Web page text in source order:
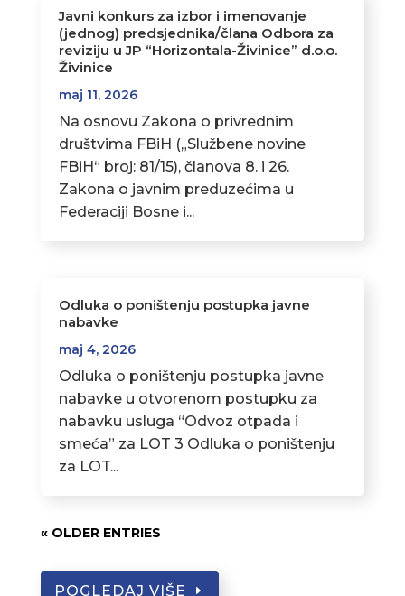
Javni konkurs za izbor i imenovanje
(jednog) predsjednika/člana Odbora za
reviziju u JP “Horizontala-Živinice” d.o.o.
Živinice
maj 11, 2026
Na osnovu Zakona o privrednim
društvima FBiH („Službene novine
FBiH“ broj: 81/15), članova 8. i 26.
Zakona o javnim preduzećima u
Federaciji Bosne i...
Odluka o poništenju postupka javne
nabavke
maj 4, 2026
Odluka o poništenju postupka javne
nabavke u otvorenom postupku za
nabavku usluga “Odvoz otpada i
smeća” za LOT 3 Odluka o poništenju
za LOT...
« OLDER ENTRIES
POGLEDAJ VIŠE